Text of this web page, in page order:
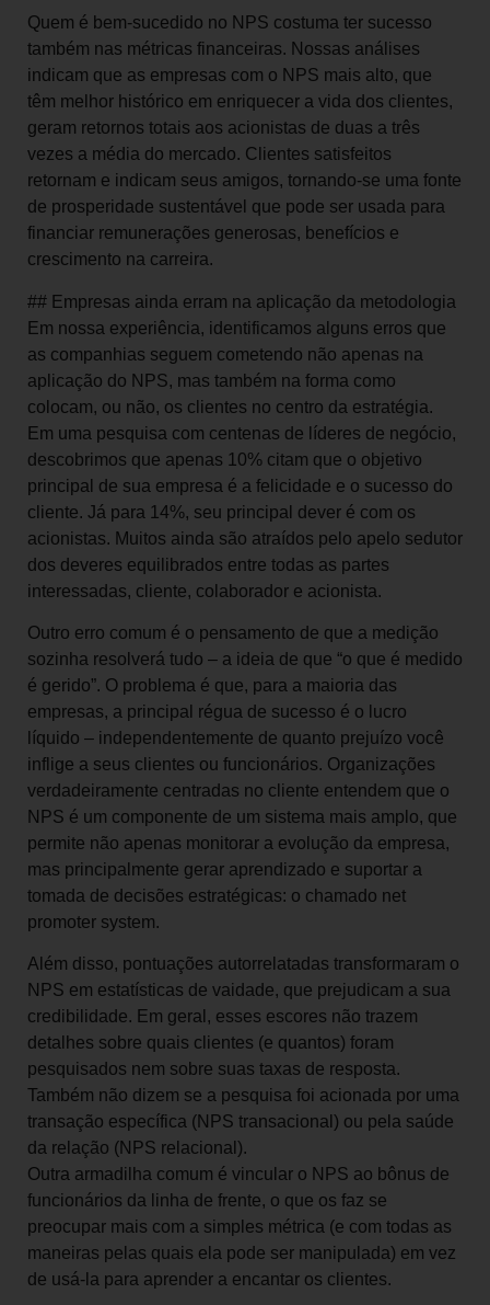
Quem é bem-sucedido no NPS costuma ter sucesso
também nas métricas financeiras. Nossas análises
indicam que as empresas com o NPS mais alto, que
têm melhor histórico em enriquecer a vida dos clientes,
geram retornos totais aos acionistas de duas a três
vezes a média do mercado. Clientes satisfeitos
retornam e indicam seus amigos, tornando-se uma fonte
de prosperidade sustentável que pode ser usada para
financiar remunerações generosas, benefícios e
crescimento na carreira.
## Empresas ainda erram na aplicação da metodologia
Em nossa experiência, identificamos alguns erros que
as companhias seguem cometendo não apenas na
aplicação do NPS, mas também na forma como
colocam, ou não, os clientes no centro da estratégia.
Em uma pesquisa com centenas de líderes de negócio,
descobrimos que apenas 10% citam que o objetivo
principal de sua empresa é a felicidade e o sucesso do
cliente. Já para 14%, seu principal dever é com os
acionistas. Muitos ainda são atraídos pelo apelo sedutor
dos deveres equilibrados entre todas as partes
interessadas, cliente, colaborador e acionista.
Outro erro comum é o pensamento de que a medição
sozinha resolverá tudo – a ideia de que “o que é medido
é gerido”. O problema é que, para a maioria das
empresas, a principal régua de sucesso é o lucro
líquido – independentemente de quanto prejuízo você
inflige a seus clientes ou funcionários. Organizações
verdadeiramente centradas no cliente entendem que o
NPS é um componente de um sistema mais amplo, que
permite não apenas monitorar a evolução da empresa,
mas principalmente gerar aprendizado e suportar a
tomada de decisões estratégicas: o chamado net
promoter system.
Além disso, pontuações autorrelatadas transformaram o
NPS em estatísticas de vaidade, que prejudicam a sua
credibilidade. Em geral, esses escores não trazem
detalhes sobre quais clientes (e quantos) foram
pesquisados nem sobre suas taxas de resposta.
Também não dizem se a pesquisa foi acionada por uma
transação específica (NPS transacional) ou pela saúde
da relação (NPS relacional).
Outra armadilha comum é vincular o NPS ao bônus de
funcionários da linha de frente, o que os faz se
preocupar mais com a simples métrica (e com todas as
maneiras pelas quais ela pode ser manipulada) em vez
de usá-la para aprender a encantar os clientes.